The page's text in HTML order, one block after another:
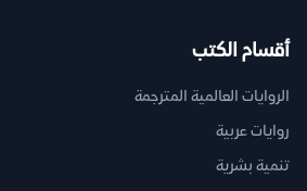
أقسام الكتب
الروايات العالمية المترجمة
روايات عربية
تنمية بشرية